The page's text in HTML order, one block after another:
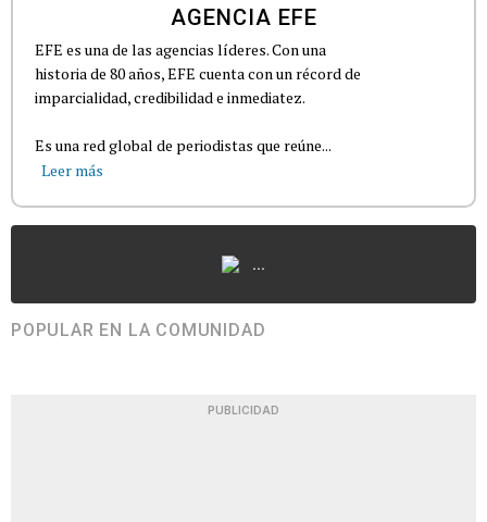
AGENCIA EFE
EFE es una de las agencias líderes. Con una
historia de 80 años, EFE cuenta con un récord de
imparcialidad, credibilidad e inmediatez.
Es una red global de periodistas que reúne...
Leer más
...
POPULAR EN LA COMUNIDAD
PUBLICIDAD